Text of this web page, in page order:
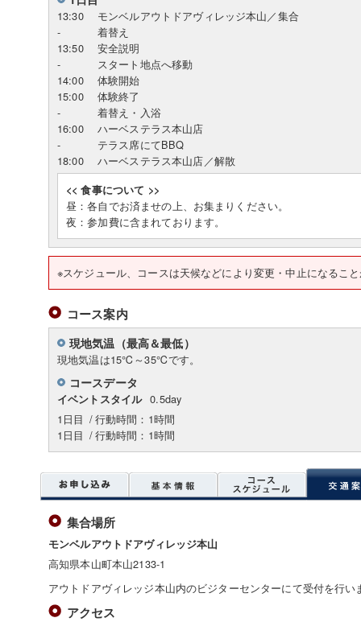
13:30
モンベルアウトドアヴィレッジ本山／集合
-
着替え
13:50
安全説明
-
スタート地点へ移動
14:00
体験開始
15:00
体験終了
-
着替え・入浴
16:00
ハーベステラス本山店
-
テラス席にてBBQ
18:00
ハーベステラス本山店／解散
<< 食事について >>
昼：各自でお済ませの上、お集まりください。
夜：参加費に含まれております。
※スケジュール、コースは天候などにより変更・中止になるこ
コース案内
現地気温（最高＆最低）
現地気温は15℃～35℃です。
コースデータ
イベントスタイル 0.5day
1日目 /行動時間：1時間
1日目 /行動時間：1時間
集合場所
モンベルアウトドアヴィレッジ本山
高知県本山町本山2133-1
アウトドアヴィレッジ本山内のビジターセンターにて受付を行い
アクセス